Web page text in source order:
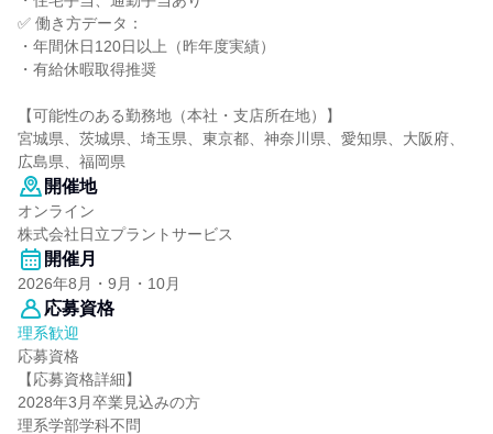
✅ 働き方データ：
・年間休日120日以上（昨年度実績）
・有給休暇取得推奨
【可能性のある勤務地（本社・支店所在地）】
宮城県、茨城県、埼玉県、東京都、神奈川県、愛知県、大阪府、
広島県、福岡県
開催地
オンライン
株式会社日立プラントサービス
開催月
2026年8月・9月・10月
応募資格
理系歓迎
応募資格
【応募資格詳細】
2028年3月卒業見込みの方
理系学部学科不問